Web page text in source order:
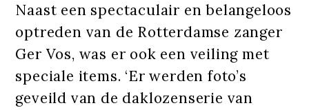
Naast een spectaculair en belangeloos
optreden van de Rotterdamse zanger
Ger Vos, was er ook een veiling met
speciale items. ‘Er werden foto’s
geveild van de daklozenserie van